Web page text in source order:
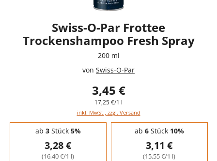
Swiss-O-Par Frottee
Trockenshampoo Fresh Spray
200 ml
von Swiss-O-Par
3,45 €
17,25 €/1 l
inkl. MwSt., zzgl. Versand
Staffelpreise - Mengenrabatt
ab 3Stück 5%
3,28 €
(16,40 €/1 l)
ab 6Stück 10%
3,11 €
(15,55 €/1 l)